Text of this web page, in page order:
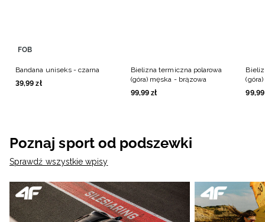
FOB
Bandana uniseks - czarna
39,99 zł
Bielizna termiczna polarowa
(góra) męska - brązowa
99,99 zł
99,99
Poznaj sport od podszewki
Sprawdź wszystkie wpisy